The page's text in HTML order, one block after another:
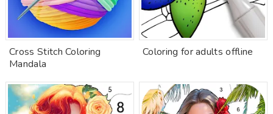
Cross Stitch Coloring
Mandala
Coloring for adults offline